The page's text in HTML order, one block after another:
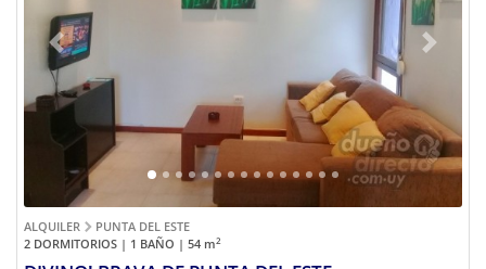
Previous Next
ALQUILER
PUNTA DEL ESTE
2 DORMITORIOS | 1 BAÑO | 54 m2